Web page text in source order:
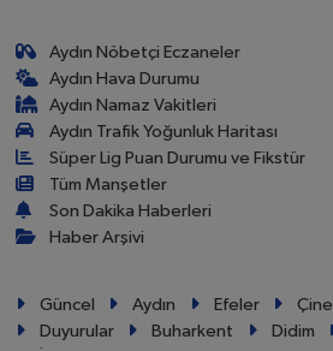
Aydın Nöbetçi Eczaneler
Aydın Hava Durumu
Aydın Namaz Vakitleri
Aydın Trafik Yoğunluk Haritası
Süper Lig Puan Durumu ve Fikstür
Tüm Manşetler
Son Dakika Haberleri
Haber Arşivi
Güncel Aydın Efeler Çine
Duyurular
Buharkent Didim